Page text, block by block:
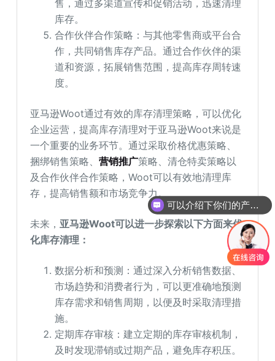
售，通过多渠道宣传和促销活动，迅速清理
库存。
合作伙伴合作策略：与其他零售商或平台合
作，共同销售库存产品。通过合作伙伴的渠
道和资源，拓展销售范围，提高库存周转速
度。
亚马逊Woot通过有效的库存清理策略，可以优化
企业运营，提高库存清理对于亚马逊Woot来说是
一个重要的业务环节。通过采取价格优惠策略、
捆绑销售策略、营销推广策略、清仓特卖策略以
及合作伙伴合作策略，Woot可以有效地清理库
存，提高销售额和市场竞争力。
未来，亚马逊Woot可以进一步探索以下方面来优
化库存清理：
数据分析和预测：通过深入分析销售数据、
市场趋势和消费者行为，可以更准确地预测
库存需求和销售周期，以便及时采取清理措
施。
定期库存审核：建立定期的库存审核机制，
及时发现滞销或过期产品，避免库存积压。
可以介绍下你们的产品么